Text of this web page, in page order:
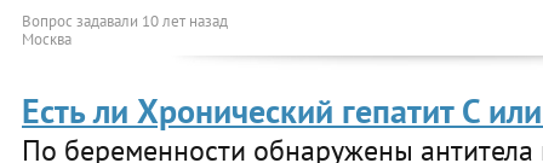
Вопрос задавали 10 лет назад
Москва
Есть ли Хронический гепатит С
По беременности обнаружены антитела